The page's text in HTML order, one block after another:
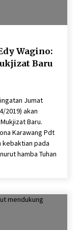
Wagino:
Baru
Jumat
2019) akan
Baru.
Karawang Pdt
kebaktian pada
hamba Tuhan